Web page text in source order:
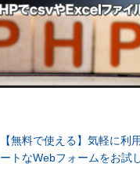
【無料で使える】気軽に利
ートなWebフォームをお試